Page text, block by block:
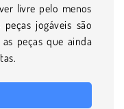
livre pelo menos
jogáveis são
peças que ainda